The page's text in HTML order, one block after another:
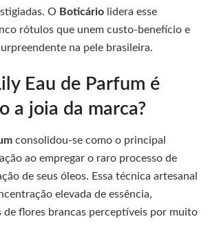
O Boticário lidera esse
rótulos que unem custo-benefício e
na pele brasileira.
Eau de Parfum é
a joia da marca?
consolidou-se como o principal
ao empregar o raro processo de
de seus óleos. Essa técnica artesanal
elevada de essência,
de flores brancas perceptíveis por muito